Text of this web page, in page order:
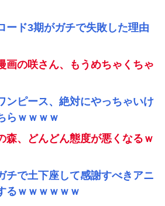
ード3期がガチで失敗した理由
画の咲さん、もうめちゃくちゃ
ンピース、絶対にやっちゃいけ
らｗｗｗｗ
森、どんどん態度が悪くなるｗ
チで土下座して感謝すべきアニ
るｗｗｗｗｗｗ